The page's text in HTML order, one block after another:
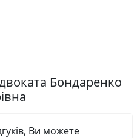
Бондаренко
Ви можете